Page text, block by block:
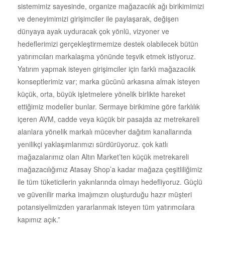
sistemimiz sayesinde, organize mağazacılık ağı birikimimizi
ve deneyimimizi girişimciler ile paylaşarak, değişen
dünyaya ayak uyduracak çok yönlü, vizyoner ve
hedeflerimizi gerçekleştirmemize destek olabilecek bütün
yatırımcıları markalaşma yönünde teşvik etmek istiyoruz.
Yatırım yapmak isteyen girişimciler için farklı mağazacılık
konseptlerimiz var; marka gücünü arkasına almak isteyen
küçük, orta, büyük işletmelere yönelik birlikte hareket
ettiğimiz modeller bunlar. Sermaye birikimine göre farklılık
içeren AVM, cadde veya küçük bir pasajda az metrekareli
alanlara yönelik markalı mücevher dağıtım kanallarında
yenilikçi yaklaşımlarımızı sürdürüyoruz. çok katlı
mağazalarımız olan Altın Market’ten küçük metrekareli
mağazacılığımız Atasay Shop’a kadar mağaza çeşitliliğimiz
ile tüm tüketicilerin yakınlarında olmayı hedefliyoruz. Güçlü
ve güvenilir marka imajımızın oluşturduğu hazır müşteri
potansiyelimizden yararlanmak isteyen tüm yatırımcılara
kapımız açık.”